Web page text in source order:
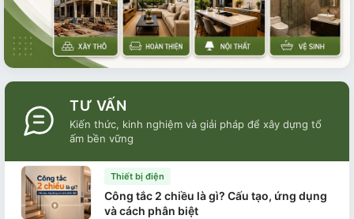
TƯ VẤN
Kiến thức, kinh nghiệm và giải pháp để xây dựng tổ
ấm bền vững
Thiết bị điện
Công tắc 2 chiều là gì? Cấu tạo, ứng dụng
và cách phân biệt